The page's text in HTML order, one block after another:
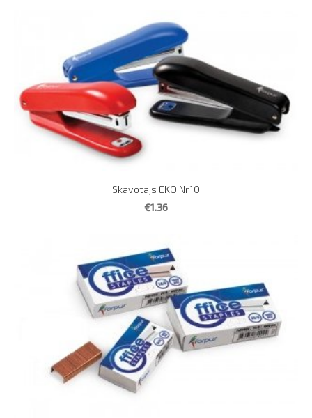
Skavotājs EKO Nr10
€1.36